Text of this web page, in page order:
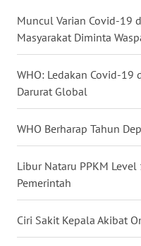
Muncul Varian Covid-19
Masyarakat Diminta
WHO: Ledakan Covid-19
Darurat Global
WHO Berharap Tahun
Libur Nataru PPKM
Pemerintah
Ciri Sakit Kepala Akibat
NUSANTARA
WN
JOGJA
WN
JATIM
WN
BALI
WN